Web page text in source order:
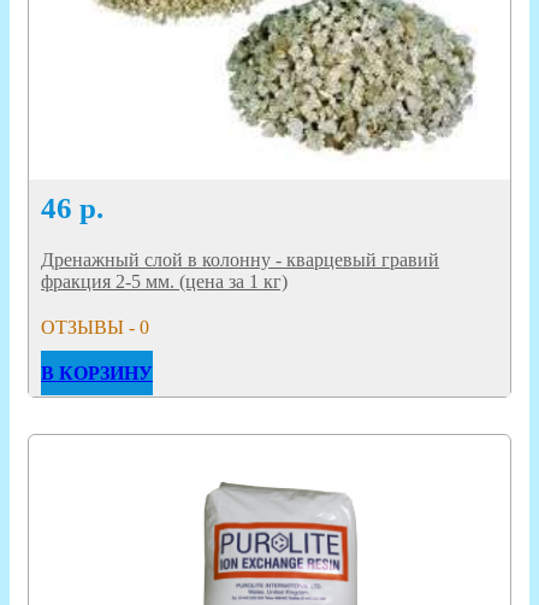
46 р.
Дренажный слой в колонну - кварцевый гравий
фракция 2-5 мм. (цена за 1 кг)
ОТЗЫВЫ - 0
В КОРЗИНУ